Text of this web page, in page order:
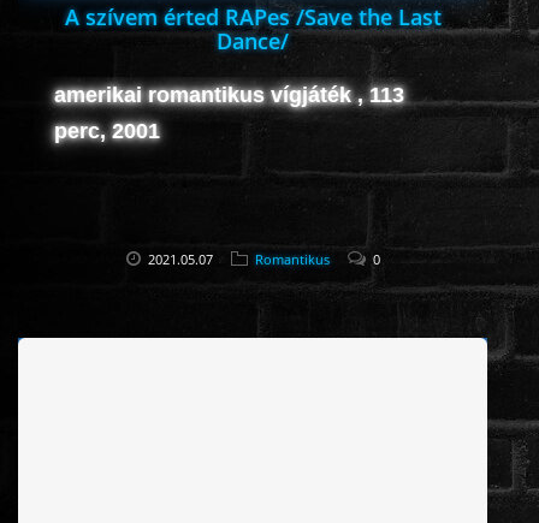
A szívem érted RAPes /Save the Last
Dance/
amerikai romantikus vígjáték , 113
perc, 2001
2021.05.07 Romantikus 0